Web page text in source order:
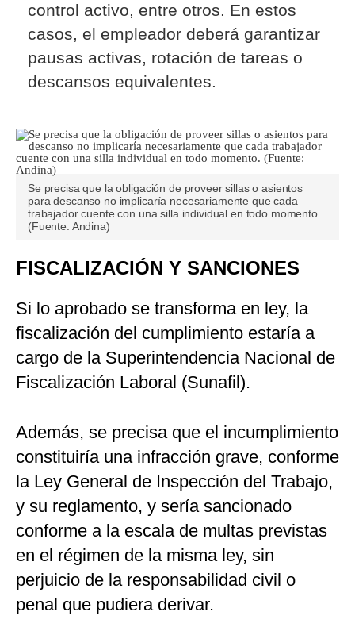
control activo, entre otros. En estos
casos, el empleador deberá garantizar
pausas activas, rotación de tareas o
descansos equivalentes.
Se precisa que la obligación de proveer sillas o asientos
para descanso no implicaría necesariamente que cada
trabajador cuente con una silla individual en todo momento.
(Fuente: Andina)
FISCALIZACIÓN Y SANCIONES
Si lo aprobado se transforma en ley, la
fiscalización del cumplimiento estaría a
cargo de la Superintendencia Nacional de
Fiscalización Laboral (Sunafil).
Además, se precisa que el incumplimiento
constituiría una infracción grave, conforme
la Ley General de Inspección del Trabajo,
y su reglamento, y sería sancionado
conforme a la escala de multas previstas
en el régimen de la misma ley, sin
perjuicio de la responsabilidad civil o
penal que pudiera derivar.